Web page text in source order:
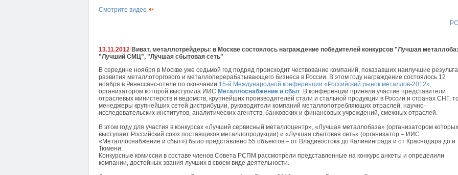
Смотрите видео
13.11.2012 Виват, металлотрейдеры: в Москве состоялось награждение победителей конкурсов "Лучшая
"Лучший СМЦ", "Лучшая сбытовая сеть"
В середине ноября в Москве уже седьмой год подряд происходит чествование компаний, показавших наилучшие
развития металлоторгового и металлоперерабатывающего бизнеса в России. В этом году награждение состоялось 12
ноября в Ренессанс-отеле по окончании 15-й Международной конференции «Российский рынок металлов-2012»,
организатором которой выступила ИИС Металлоснабжение и сбыт. В конференции приняли участие представители
отраслевых министерств и ведомств, крупнейших производителей стали и стальной продукции в России и странах СНГ,
менеджеры крупнейших сетей дистрибуции, руководители компаний металлопотребляющих отраслей, научно-
исследовательских институтов, аналитических агентств, банковских и финансовых учреждений, смежных отраслей.
В этом году для участия в конкурсах «Лучший сервисный металлоцентр», «Лучшая металлобаза» (организатором которых
выступает Российский союз поставщиков металлопродукции) и «Лучшая сбытовая сеть» (организатор – ИИС
«Металлоснабжение и сбыт») было представлено 55 объектов – от Владивостока до Калининграда и от Краснодара до и
Тюмени.
Конкурсные комиссии в составе членов Совета РСПМ рассмотрели представленные на конкурс анкеты и определили
компании, достойных звания лучших в своем виде деятельности.